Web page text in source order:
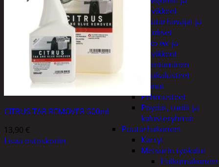
tarvikkeet
Puutarhavajat ja
katokset
Ulko-wc ja
tarvikkeet
Piharakentaminen
Puutarhakalusteet
Keinut
Pehmusteet
Pöydät, tuolit ja
kalusteryhmät
Puutarhakoneet
Kärryt
Metsurin työkalut
Halkomakoneet
CITRUS TAR REMOVER 500ml
13,90 €
Lisää ostoskoriin